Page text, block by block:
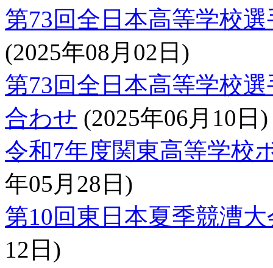
第73回全日本高等学校
(2025年08月02日)
第73回全日本高等学校
合わせ (2025年06月10日)
令和7年度関東高等学
年05月28日)
第10回東日本夏季競漕
12日)